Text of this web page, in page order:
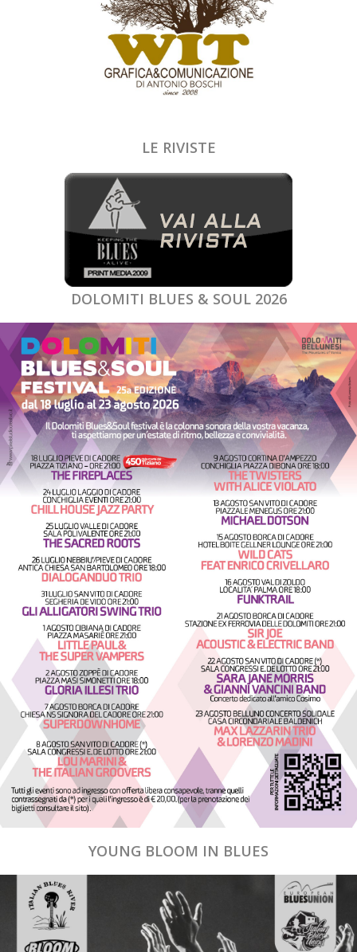
LE RIVISTE
DOLOMITI BLUES & SOUL 2026
YOUNG BLOOM IN BLUES